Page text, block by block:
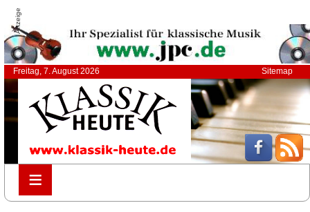
Anzeige
Freitag, 7. August 2026 Sitemap
≡
≡